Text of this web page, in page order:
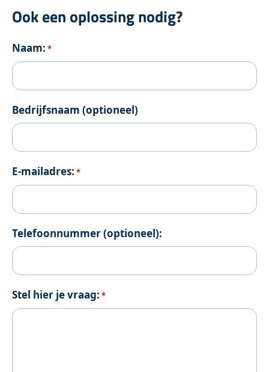
Ook een oplossing nodig?
Naam: *
Bedrijfsnaam (optioneel)
E-mailadres: *
Telefoonnummer (optioneel):
Stel hier je vraag: *